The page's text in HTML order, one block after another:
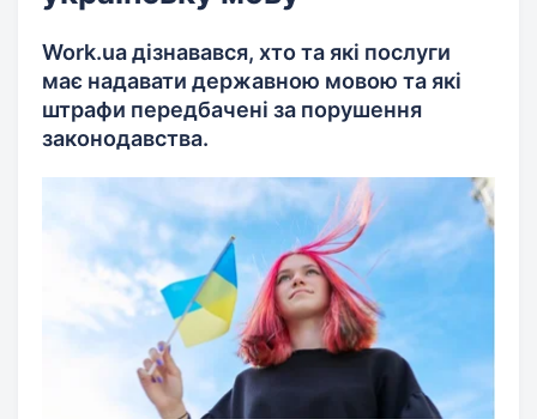
Work.ua дізнавався, хто та які послуги
має надавати державною мовою та які
штрафи передбачені за порушення
законодавства.